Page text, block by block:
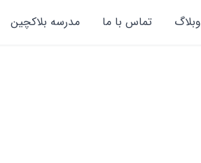
وبلاگ تماس با ما مدرسه بلاکچین